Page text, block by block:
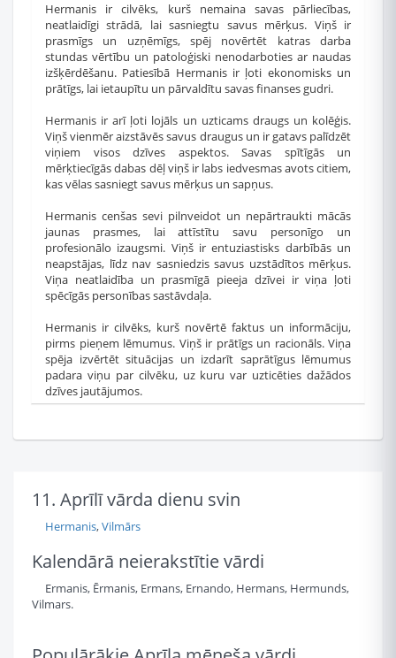
Hermanis ir cilvēks, kurš nemaina savas pārliecības,
neatlaidīgi strādā, lai sasniegtu savus mērķus. Viņš ir
prasmīgs un uzņēmīgs, spēj novērtēt katras darba
stundas vērtību un patoloģiski nenodarboties ar naudas
izšķērdēšanu. Patiesībā Hermanis ir ļoti ekonomisks un
prātīgs, lai ietaupītu un pārvaldītu savas finanses gudri.
Hermanis ir arī ļoti lojāls un uzticams draugs un kolēģis.
Viņš vienmēr aizstāvēs savus draugus un ir gatavs palīdzēt
viņiem visos dzīves aspektos. Savas spītīgās un
mērķtiecīgās dabas dēļ viņš ir labs iedvesmas avots citiem,
kas vēlas sasniegt savus mērķus un sapņus.
Hermanis cenšas sevi pilnveidot un nepārtraukti mācās
jaunas prasmes, lai attīstītu savu personīgo un
profesionālo izaugsmi. Viņš ir entuziastisks darbībās un
neapstājas, līdz nav sasniedzis savus uzstādītos mērķus.
Viņa neatlaidība un prasmīgā pieeja dzīvei ir viņa ļoti
spēcīgās personības sastāvdaļa.
Hermanis ir cilvēks, kurš novērtē faktus un informāciju,
pirms pieņem lēmumus. Viņš ir prātīgs un racionāls. Viņa
spēja izvērtēt situācijas un izdarīt saprātīgus lēmumus
padara viņu par cilvēku, uz kuru var uzticēties dažādos
dzīves jautājumos.
11. Aprīlī vārda dienu svin
Hermanis,Vilmārs
Kalendārā neierakstītie vārdi
Ermanis, Ērmanis, Ermans, Ernando, Hermans, Hermunds,
Vilmars.